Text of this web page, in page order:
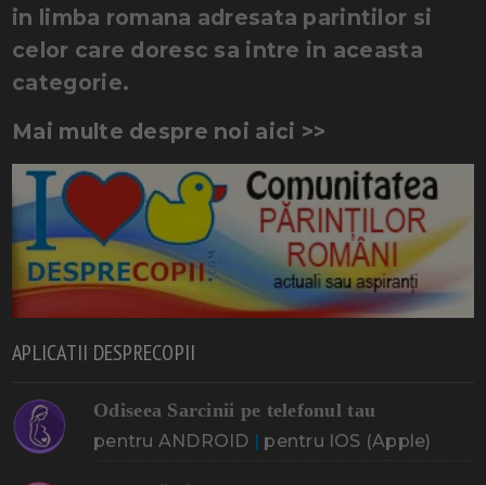
in limba romana adresata parintilor si
celor care doresc sa intre in aceasta
categorie.
Mai multe despre noi aici >>
APLICATII DESPRECOPII
Odiseea Sarcinii pe telefonul tau
pentru ANDROID | pentru IOS (Apple)